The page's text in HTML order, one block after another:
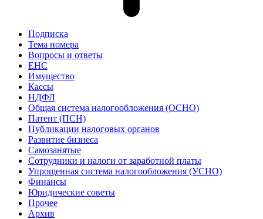
Подписка
Тема номера
Вопросы и ответы
ЕНС
Имущество
Кассы
НДФЛ
Общая система налогообложения (ОСНО)
Патент (ПСН)
Публикации налоговых органов
Развитие бизнеса
Самозанятые
Сотрудники и налоги от заработной платы
Упрощенная система налогообложения (УСНО)
Финансы
Юридические советы
Прочее
Архив